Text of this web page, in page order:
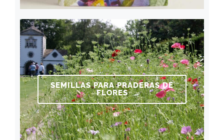
SEMILLAS PARA PRADERAS DE
FLORES